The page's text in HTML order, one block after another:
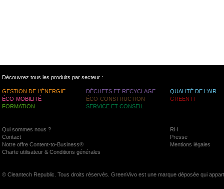
Découvrez tous les produits par secteur :
GESTION DE L’ÉNERGIE DÉCHETS ET RECYCLAGE
QUALITÉ DE L’AIR
ÉCO-MOBILITÉ
ÉCO-CONSTRUCTION
GREEN IT
FORMATION
SERVICE ET CONSEIL
Qui sommes nous ?
RH
Contact
Presse
Notre offre Content-to-Business®
Mentions légales
Charte utilisateur & Conditions générales
© Cleantech Republic. Tous droits réservés. GreenVivo est une marque déposée qui